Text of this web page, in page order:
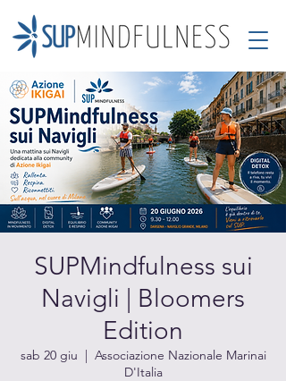
SUPMindfulness sui
Navigli | Bloomers
Edition
sab 20 giu
  |
Associazione Nazionale Marinai
D'Italia